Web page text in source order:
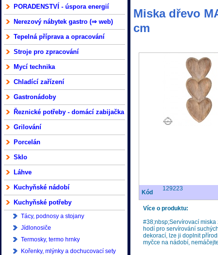
PORADENSTVÍ - úspora energií
Nerezový nábytek gastro (⇒ web)
Tepelná příprava a opracování
Stroje pro zpracování
Mycí technika
Chladící zařízení
Gastronádoby
Řeznické potřeby - domácí zabijačka
Grilování
Porcelán
Sklo
Láhve
Kuchyňské nádobí
Kuchyňské potřeby
Tácy, podnosy a stojany
Jídlonosiče
Termosky, termo hrnky
Kořenky, mlýnky a dochucovací sety
Miska dřevo
cm
Kód
129223
Více o produktu:
#38;nbsp;Servírovací
hodí pro servírování
dekorací, lze ji doplnit
myčce na nádobí,